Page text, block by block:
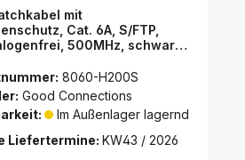
mit
Cat. 6A, S/FTP,
500MHz, schwarz,
8060-H200S
Good Connections
Im Außenlager lagernd
Liefertermine:KW43 / 2026